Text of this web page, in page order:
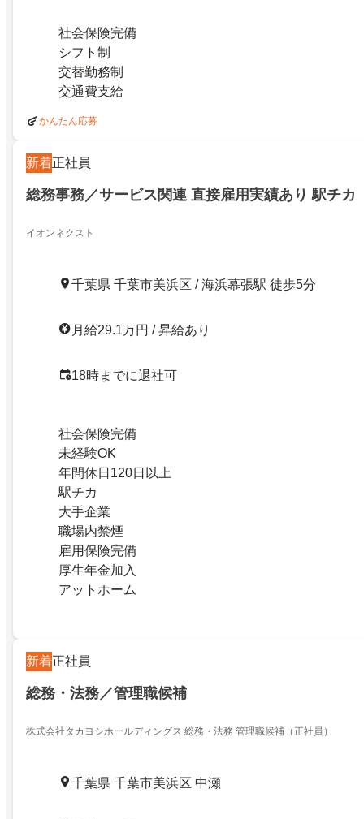
社会保険完備
シフト制
交替勤務制
交通費支給
かんたん応募
新着正社員
総務事務／サービス関連 直接雇用実績あり 駅チカ
イオンネクスト
千葉県 千葉市美浜区 / 海浜幕張駅 徒歩5分
月給29.1万円 / 昇給あり
18時までに退社可
社会保険完備
未経験OK
年間休日120日以上
駅チカ
大手企業
職場内禁煙
雇用保険完備
厚生年金加入
アットホーム
新着正社員
総務・法務／管理職候補
株式会社タカヨシホールディングス 総務・法務 管理職候補（正社員）
千葉県 千葉市美浜区 中瀬